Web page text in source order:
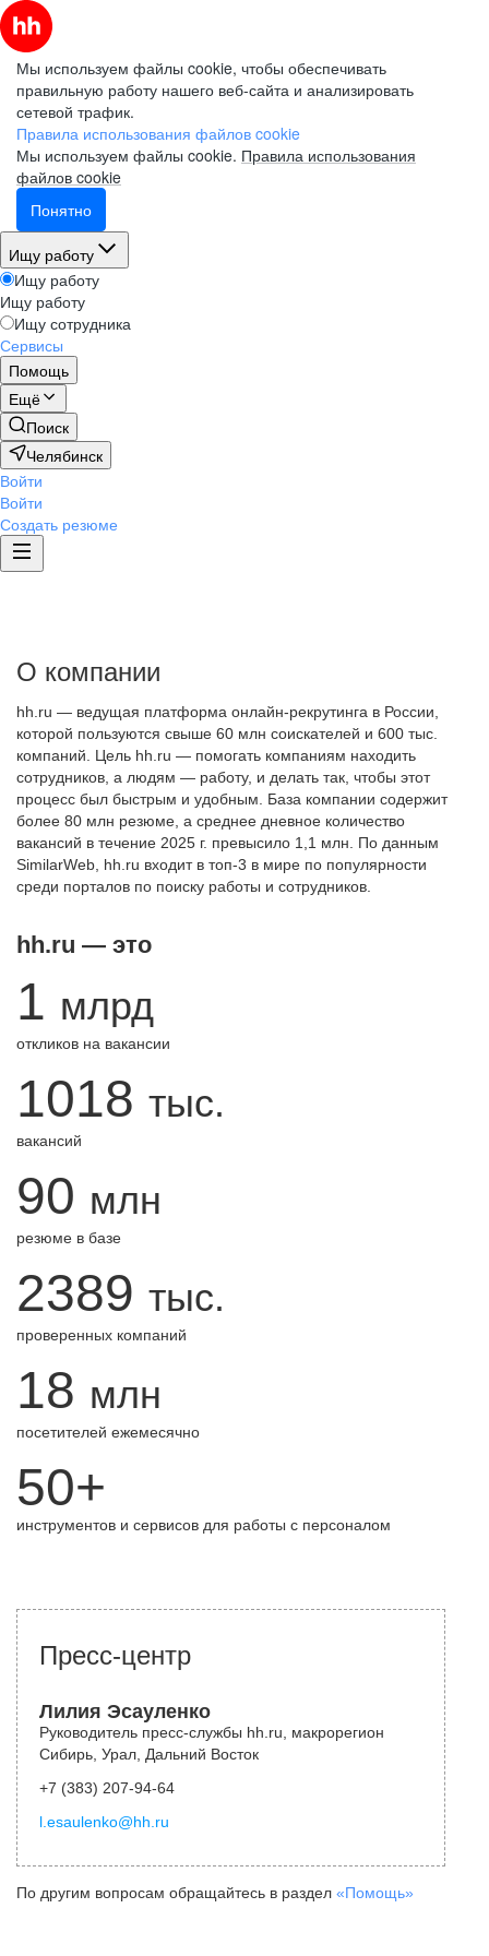
Мы используем файлы cookie, чтобы обеспечивать
правильную работу нашего веб-сайта и анализировать
сетевой трафик.
Правила использования файлов cookie
Мы используем файлы cookie. Правила использования
файлов cookie
Понятно
Ищу работу
Ищу работу
Ищу работу
Ищу сотрудника
Сервисы
Помощь
Ещё
Поиск
Челябинск
Войти
Войти
Создать резюме
О компании
hh.ru — ведущая платформа онлайн-рекрутинга в России,
которой пользуются свыше 60 млн соискателей и 600 тыс.
компаний. Цель hh.ru — помогать компаниям находить
сотрудников, а людям — работу, и делать так, чтобы этот
процесс был быстрым и удобным. База компании содержит
более 80 млн резюме, а среднее дневное количество
вакансий в течение 2025 г. превысило 1,1 млн. По данным
SimilarWeb, hh.ru входит в топ-3 в мире по популярности
среди порталов по поиску работы и сотрудников.
hh.ru — это
1 млрд
откликов на вакансии
1018 тыс.
вакансий
90 млн
резюме в базе
2389 тыс.
проверенных компаний
18 млн
посетителей ежемесячно
50+
инструментов и сервисов для работы с персоналом
Пресс-центр
Лилия Эсауленко
Руководитель пресс-службы hh.ru, макрорегион
Сибирь, Урал, Дальний Восток
+7 (383) 207-94-64
l.esaulenko@hh.ru
По другим вопросам обращайтесь в раздел «Помощь»